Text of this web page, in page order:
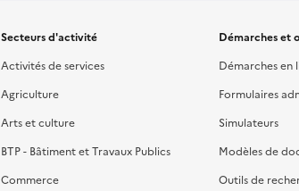
Secteurs d'activité
Activités de services
Agriculture
Arts et culture
BTP - Bâtiment et Travaux Publics
Commerce
Démarches et
Démarches en
Formulaires
Simulateurs
Modèles de
Outils de